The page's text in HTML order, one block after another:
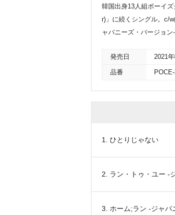
韓国出身13人組ボーイ
r)」に続くシングル。c/
ャパニーズ・バージョ
発売日 2021
品番
1. ひとりじゃない
2. ラン・トゥ・ユー -
3. ホーム;ラン -ジャパ